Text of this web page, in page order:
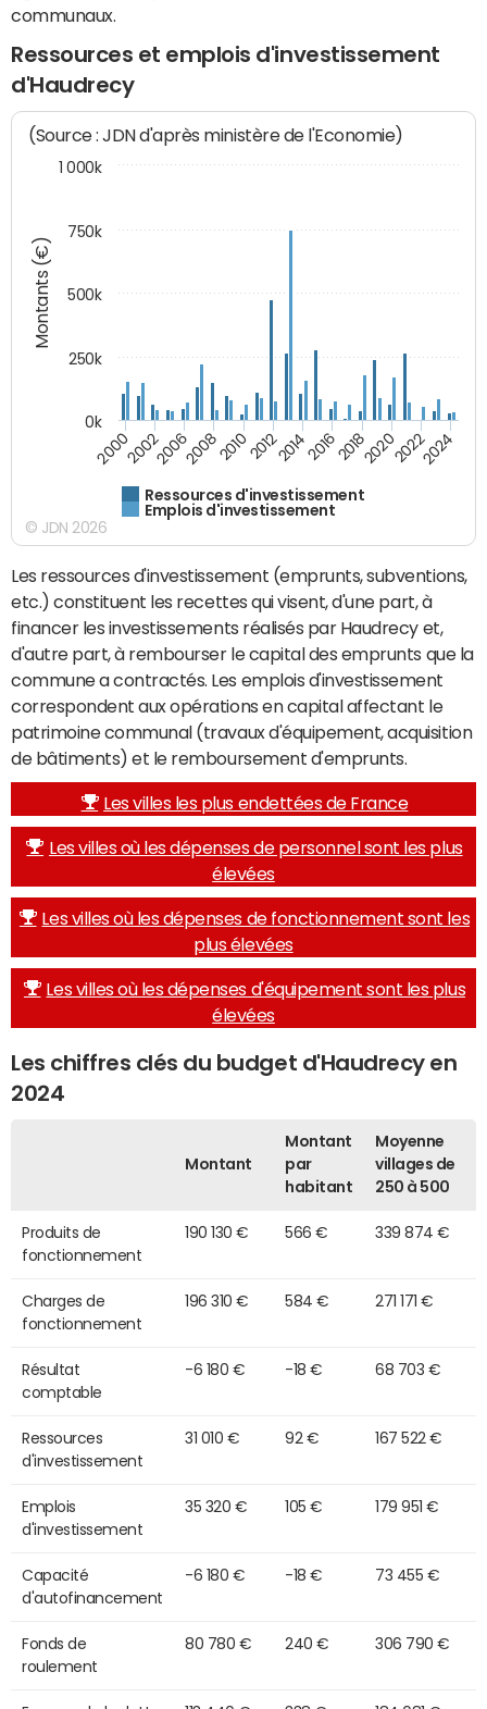
communaux.
Ressources et emplois d'investissement
d'Haudrecy
Montants (€)
(Source : JDN d'après ministère de l'Economie)
Ressources d'investissement
Emplois d'investissement
200020022006200820102012201420162018202020222024
0k
250k
500k
750k
1 000k
© JDN 2026
Les ressources d'investissement (emprunts, subventions,
etc.) constituent les recettes qui visent, d'une part, à
financer les investissements réalisés par Haudrecy et,
d'autre part, à rembourser le capital des emprunts que la
commune a contractés. Les emplois d'investissement
correspondent aux opérations en capital affectant le
patrimoine communal (travaux d'équipement, acquisition
de bâtiments) et le remboursement d'emprunts.
Les villes les plus endettées de France
Les villes où les dépenses de personnel sont les plus
élevées
Les villes où les dépenses de fonctionnement sont les
plus élevées
Les villes où les dépenses d'équipement sont les plus
élevées
Les chiffres clés du budget d'Haudrecy en
2024
Montant
Montant
par
habitant
Moyenne
villages de
250 à 500
Produits de
fonctionnement
190 130 € 566 € 339 874 €
Charges de
fonctionnement
196 310 € 584 € 271 171 €
Résultat
comptable
-6 180 € -18 € 68 703 €
Ressources
d'investissement
31 010 € 92 € 167 522 €
Emplois
d'investissement
35 320 € 105 € 179 951 €
Capacité
d'autofinancement
-6 180 € -18 € 73 455 €
Fonds de
roulement
80 780 € 240 € 306 790 €